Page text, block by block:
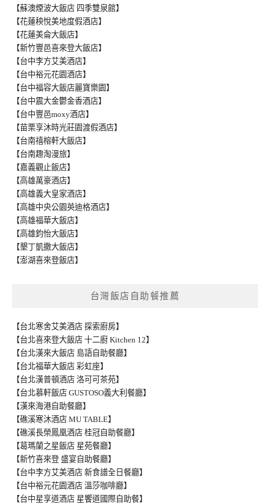
【蘇澳煙波大飯店 四季雙泉館】
【花蓮秧悅美地度假酒店】
【花蓮美侖大飯店】
【新竹豐邑喜來登大飯店】
【台中李方艾美酒店】
【台中裕元花園酒店】
【台中福容大飯店麗寶樂園】
【台中震大金鬱金香酒店】
【台中豐邑moxy酒店】
【苗栗享沐時光莊園渡假酒店】
【台南禧榕軒大飯店】
【台南趣淘漫旅】
【嘉義觀止飯店】
【高雄萬豪酒店】
【高雄義大皇家酒店】
【高雄中央公園英迪格酒店】
【高雄福華大飯店】
【高雄鈞怡大飯店】
【墾丁凱撒大飯店】
【澎湖喜來登飯店】
台灣飯店自助餐推薦
【台北寒舍艾美酒店 探索廚房】
【台北喜來登大飯店 十二廚 Kitchen 12】
【台北漢來大飯店 島語自助餐廳】
【台北福華大飯店 彩虹座】
【台北漢普頓酒店 洛可可茶苑】
【台北慕軒飯店 GUSTOSO義大利餐廳】
【漢來海港自助餐廳】
【礁溪寒沐酒店 MU TABLE】
【礁溪長榮鳳凰酒店 桂冠自助餐廳】
【葛瑪蘭之星飯店 星苑餐廳】
【新竹喜來登 盛宴自助餐廳】
【台中李方艾美酒店 新食譜全日餐廳】
【台中裕元花園酒店 溫莎咖啡廳】
【台中星享道酒店 星饗道國際自助餐】